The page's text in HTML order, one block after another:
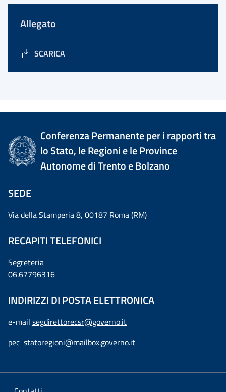
Allegato
SCARICA
Conferenza Permanente per i rapporti tra
lo Stato, le Regioni e le Province
Autonome di Trento e Bolzano
SEDE
Via della Stamperia 8, 00187 Roma (RM)
RECAPITI TELEFONICI
Segreteria
06.67796316
INDIRIZZI DI POSTA ELETTRONICA
e-mail segdirettorecsr@governo.it
pec statoregioni@mailbox.governo.it